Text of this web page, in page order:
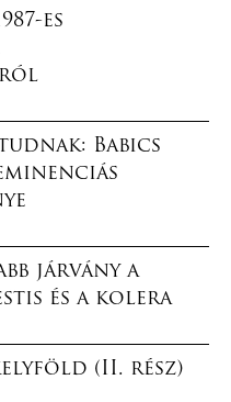
es
Babics
járvány a
és a kolera
(II. rész)